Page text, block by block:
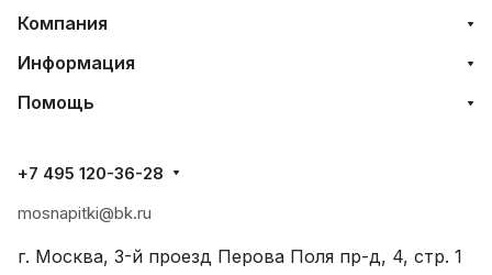
Компания
Информация
Помощь
+7 495 120-36-28
mosnapitki@bk.ru
г. Москва, 3-й проезд Перова Поля пр-д, 4, стр. 1